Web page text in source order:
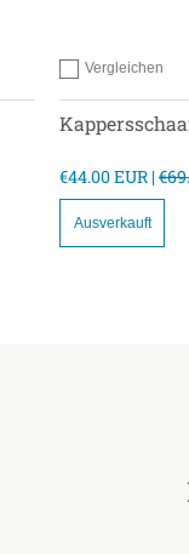
Hinzufügen zum
Vergleichen
€44.00 EUR |
Ausverkauft